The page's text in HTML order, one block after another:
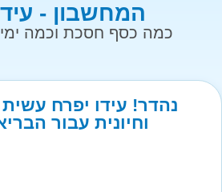
המחשבון -
כמה כסף חסכת וכמה ימי
נהדר! עידו יפרח
וחיונית עבור